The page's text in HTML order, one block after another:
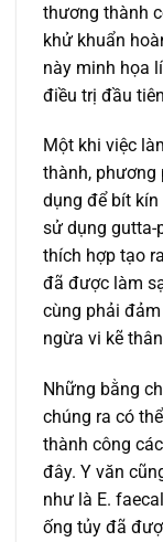
thương thành
khử khuẩn
này minh họa
điều trị đầu
Một khi việc
thành,
dụng để bít kín
sử dụng gutta-
thích hợp tạo
đã được làm
cùng phải
ngừa vi kẽ
Những bằng
chúng ra có
thành công
đây. Y văn
như là E.
ống tủy đã